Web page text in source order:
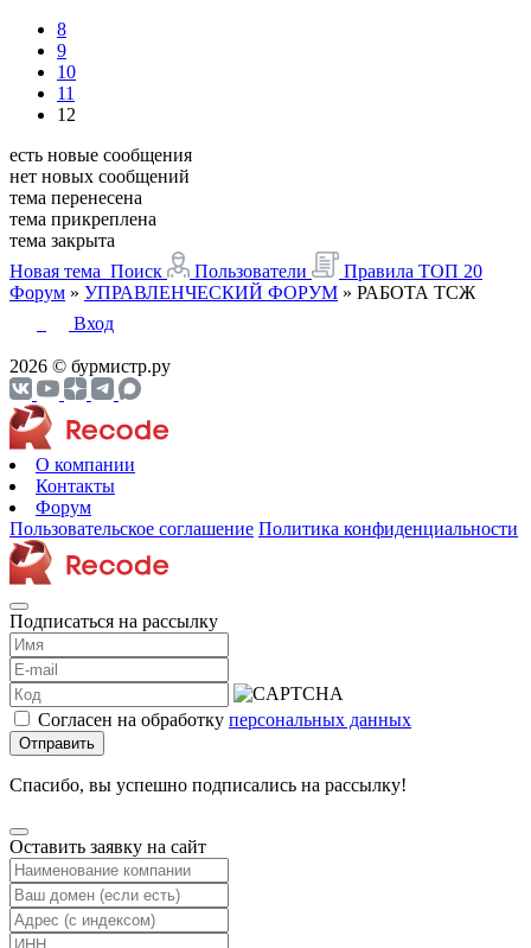
8
9
10
11
12
есть новые сообщения
нет новых сообщений
тема перенесена
тема прикреплена
тема закрыта
Новая тема Поиск Пользователи Правила ТОП 20
Форум » УПРАВЛЕНЧЕСКИЙ ФОРУМ » РАБОТА ТСЖ
Вход
2026 © бурмистр.ру
О компании
Контакты
Форум
Пользовательское соглашение Политика конфиденциальности
Подписаться на рассылку
Согласен на обработку персональных данных
Отправить
Спасибо, вы успешно подписались на рассылку!
Оставить заявку на сайт